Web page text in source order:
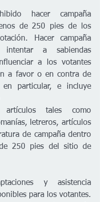
hacer campaña
de 250 pies de los
Hacer campaña
intentar a sabiendas
a los votantes
a favor o en contra de
en particular, e incluye
tales como
letreros, artículos
de campaña dentro
250 pies del sitio de
y asistencia
para los votantes.